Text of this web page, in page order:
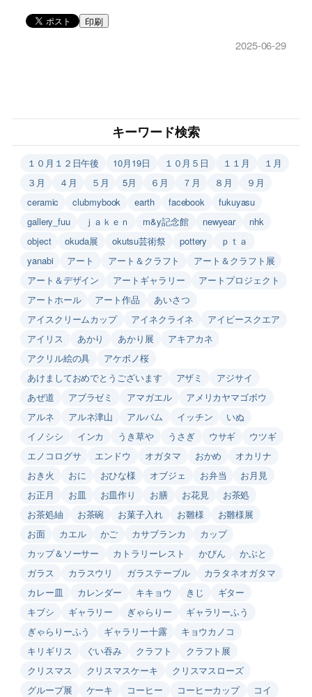
印刷
2025-06-29
キーワード検索
１０月１２日午後 10月19日 １０月５日 １１月
１月
３月
４月 ５月 5月 ６月 ７月 ８月
９月
ceramic
clubmybook earth facebook
fukuyasu
gallery_fuu
ｊａｋｅｎ m&y記念館 newyear
nhk
object
okuda展 okutsu芸術祭 pottery
ｐｔａ
yanabi
アート アート＆クラフト
アート＆クラフト展
アート＆デザイン
アートギャラリー
アートプロジェクト
アートホール
アート作品
あいさつ
アイスクリームカップ
アイネクライネ
アイビースクエア
アイリス
あかり あかり展
アキアカネ
アクリル絵の具
アケボノ桜
あけましておめでとうございます
アザミ
アジサイ
あぜ道
アブラゼミ アマガエル
アメリカヤマゴボウ
アルネ
アルネ津山 アルバム イッチン
いぬ
イノシシ
インカ うき草や うさぎ ウサギ
ウツギ
エノコログサ
エンドウ オガタマ おかめ
オカリナ
おき火
おに おひな様 オブジェ お弁当
お月見
お正月
お皿 お皿作り お膳 お花見
お茶処
お茶処紬
お茶碗 お菓子入れ お雛様
お雛様展
お面
カエル かご カサブランカ
カップ
カップ＆ソーサー
カトラリーレスト かびん
かぶと
ガラス
カラスウリ ガラステーブル
カラタネオガタマ
カレー皿
カレンダー キキョウ きじ
ギター
キブシ
ギャラリー ぎゃらりー
ギャラリーふう
ぎゃらりーふう
ギャラリー十露
キョウカノコ
キリギリス
ぐい吞み クラフト
クラフト展
クリスマス
クリスマスケーキ
クリスマスローズ
グループ展
ケーキ コーヒー コーヒーカップ コイ